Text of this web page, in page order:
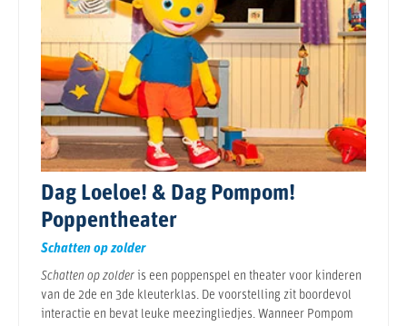
Dag Loeloe! & Dag Pompom!
Poppentheater
Schatten op zolder
Schatten op zolder is een poppenspel en theater voor kinderen
van de 2de en 3de kleuterklas. De voorstelling zit boordevol
interactie en bevat leuke meezingliedjes. Wanneer Pompom